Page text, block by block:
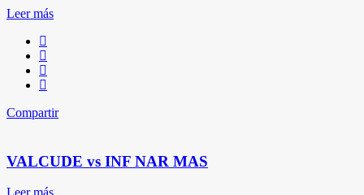
Leer más
Compartir
VALCUDE vs INF NAR MAS